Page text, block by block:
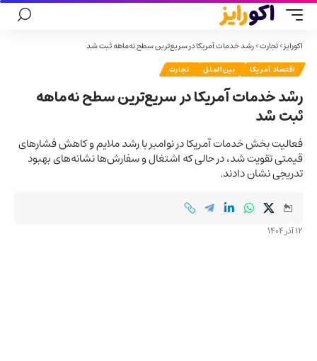
اکورایز>تجارت>رشد خدمات آمریکا در سریع‌ترین سطح نه‌ماهه ثبت شد
اقتصاد آمریکا بین‌الملل تجارت
رشد خدمات آمریکا در سریع‌ترین سطح نه‌ماهه
ثبت شد
فعالیت بخش خدمات آمریکا در نوامبر با رشد ملایم و کاهش فشارهای
قیمتی تقویت شد، در حالی که اشتغال و سفارش‌ها نشانه‌های بهبود
تدریجی نشان دادند.
12 آذر 1404